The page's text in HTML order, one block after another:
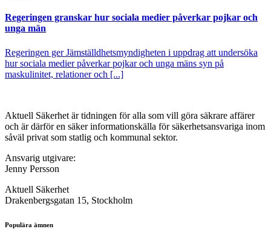
Regeringen granskar hur sociala medier påverkar pojkar och
unga män
Regeringen ger Jämställdhetsmyndigheten i uppdrag att undersöka
hur sociala medier påverkar pojkar och unga mäns syn på
maskulinitet, relationer och [...]
Aktuell Säkerhet är tidningen för alla som vill göra säkrare affärer
och är därför en säker informationskälla för säkerhets­ansvariga inom
såväl privat som statlig och kommunal sektor.
Ansvarig utgivare:
Jenny Persson
Aktuell Säkerhet
Drakenbergsgatan 15, Stockholm
Populära ämnen